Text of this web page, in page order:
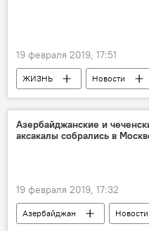
19 февраля 2019, 17:51
ЖИЗНЬ Новости
Азербайджанские и
аксакалы собрались в
19 февраля 2019, 17:32
Азербайджан Новости